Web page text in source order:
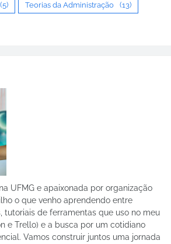
(5) Teorias da Administração (13)
UFMG e apaixonada por organização
o que venho aprendendo entre
tutoriais de ferramentas que uso no meu
e Trello) e a busca por um cotidiano
Vamos construir juntos uma jornada